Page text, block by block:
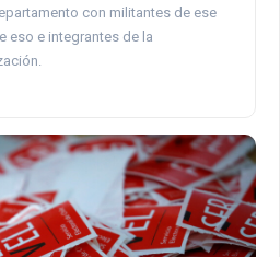
con militantes de ese
eso e integrantes de la